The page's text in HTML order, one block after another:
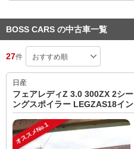
BOSS CARS の中古車一覧
27件
日産
フェアレディZ 3.0 300ZX 2シ
ングスポイラー LEGZAS18イン
オススメNo.1